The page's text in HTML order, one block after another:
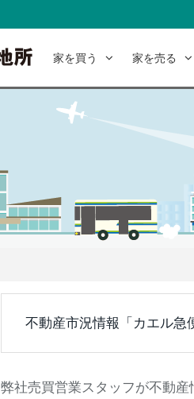
家を買う 家を売る
不動産市況情報「カエル急
弊社売買営業スタッフが不動